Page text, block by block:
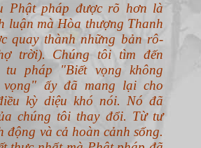
Phật pháp được rõ hơn là
luận mà Hòa thượng Thanh
quay thành những bản rô-
trời). Chúng tôi tìm đến
tu pháp "Biết vọng không
vọng" ấy đã mang lại cho
kỳ diệu khó nói. Nó đã
chúng tôi thay đổi. Từ tư
động và cả hoàn cảnh sống.